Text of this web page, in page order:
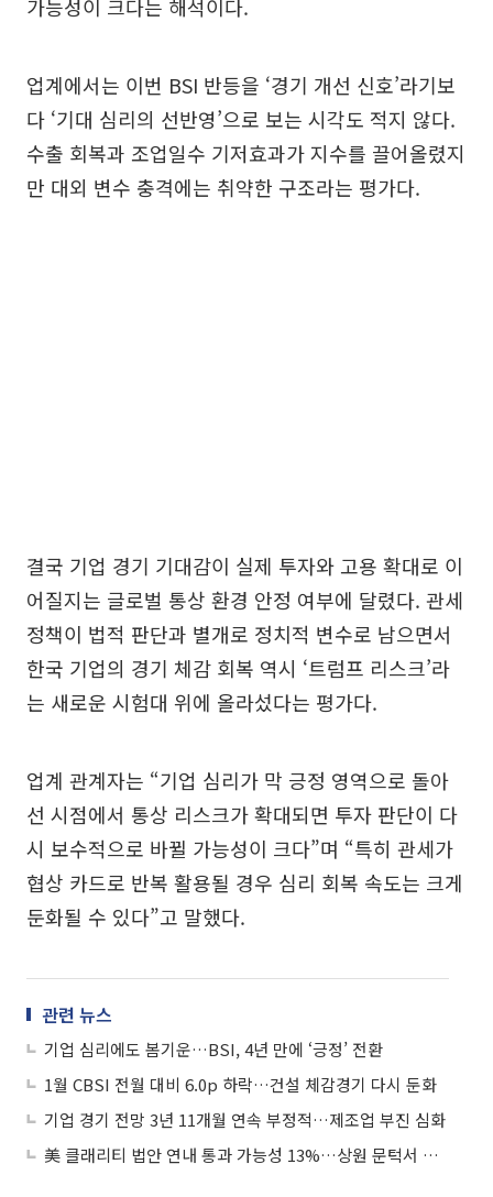
가능성이 크다는 해석이다.
업계에서는 이번 BSI 반등을 ‘경기 개선 신호’라기보
다 ‘기대 심리의 선반영’으로 보는 시각도 적지 않다.
수출 회복과 조업일수 기저효과가 지수를 끌어올렸지
만 대외 변수 충격에는 취약한 구조라는 평가다.
결국 기업 경기 기대감이 실제 투자와 고용 확대로 이
어질지는 글로벌 통상 환경 안정 여부에 달렸다. 관세
정책이 법적 판단과 별개로 정치적 변수로 남으면서
한국 기업의 경기 체감 회복 역시 ‘트럼프 리스크’라
는 새로운 시험대 위에 올라섰다는 평가다.
업계 관계자는 “기업 심리가 막 긍정 영역으로 돌아
선 시점에서 통상 리스크가 확대되면 투자 판단이 다
시 보수적으로 바뀔 가능성이 크다”며 “특히 관세가
협상 카드로 반복 활용될 경우 심리 회복 속도는 크게
둔화될 수 있다”고 말했다.
관련 뉴스
기업 심리에도 봄기운…BSI, 4년 만에 ‘긍정’ 전환
1월 CBSI 전월 대비 6.0p 하락…건설 체감경기 다시 둔화
기업 경기 전망 3년 11개월 연속 부정적…제조업 부진 심화
美 클래리티 법안 연내 통과 가능성 13%…상원 문턱서 제동